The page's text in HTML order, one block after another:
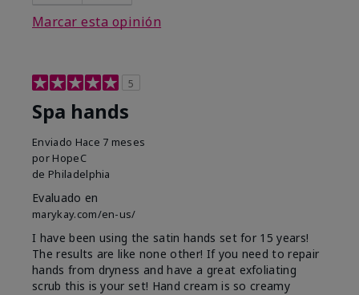
Marcar esta opinión
5
Spa hands
Enviado Hace 7 meses
por HopeC
de Philadelphia
Evaluado en
marykay.com/en-us/
I have been using the satin hands set for 15 years!
The results are like none other! If you need to repair
hands from dryness and have a great exfoliating
scrub this is your set! Hand cream is so creamy